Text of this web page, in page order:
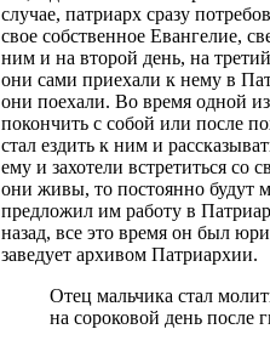
случае, патриарх сразу
свое собственное Евангелие,
ним и на второй день, на
они сами приехали к нему в
они поехали. Во время одной
покончить с собой или после
стал ездить к ним и
ему и захотели встретиться со
они живы, то постоянно будут
предложил им работу в
назад, все это время он был
заведует архивом Патриархии.
Отец мальчика стал
на сороковой день после